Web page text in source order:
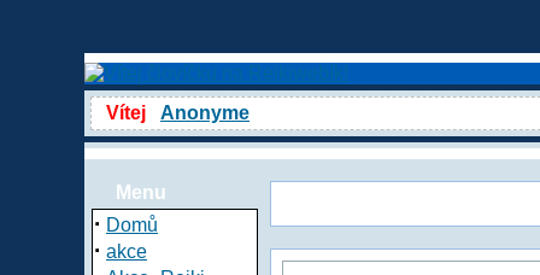
Vítej Anonyme
Menu
· Domů
· akce